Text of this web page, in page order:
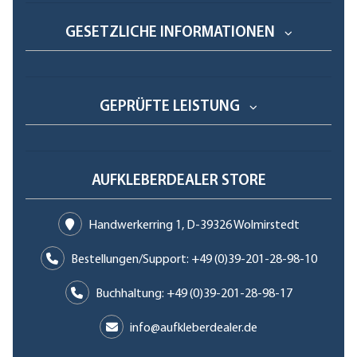
GESETZLICHE INFORMATIONEN
GEPRÜFTE LEISTUNG
AUFKLEBERDEALER STORE
Handwerkerring 1, D-39326 Wolmirstedt
Bestellungen/Support: +49 (0)39-201-28-98-10
Buchhaltung: +49 (0)39-201-28-98-17
info@aufkleberdealer.de